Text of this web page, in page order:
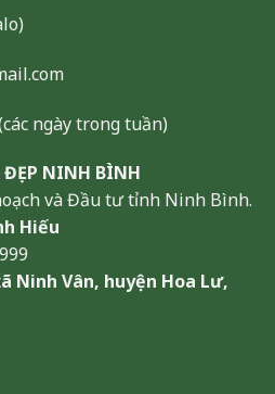
ngày trong tuần)
ĐẸP NINH BÌNH
và Đầu tư tỉnh Ninh Bình.
Hiếu
Ninh Vân, huyện Hoa Lư,